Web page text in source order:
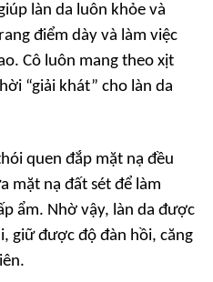
làn da luôn khỏe và
điểm dày và làm việc
Cô luôn mang theo xịt
“giải khát” cho làn da
quen đắp mặt nạ đều
mặt nạ đất sét để làm
ẩm. Nhờ vậy, làn da được
giữ được độ đàn hồi, căng